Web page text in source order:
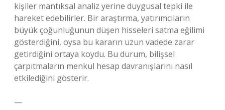
kişiler mantıksal analiz yerine duygusal tepki ile
hareket edebilirler. Bir araştırma, yatırımcıların
büyük çoğunluğunun düşen hisseleri satma eğilimi
gösterdiğini, oysa bu kararın uzun vadede zarar
getirdiğini ortaya koydu. Bu durum, bilişsel
çarpıtmaların menkul hesap davranışlarını nasıl
etkilediğini gösterir.
—